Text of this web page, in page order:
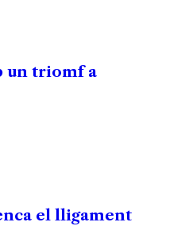
un triomf a
el lligament